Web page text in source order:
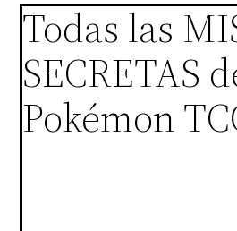
Todas las
SECRETAS
Pokémon